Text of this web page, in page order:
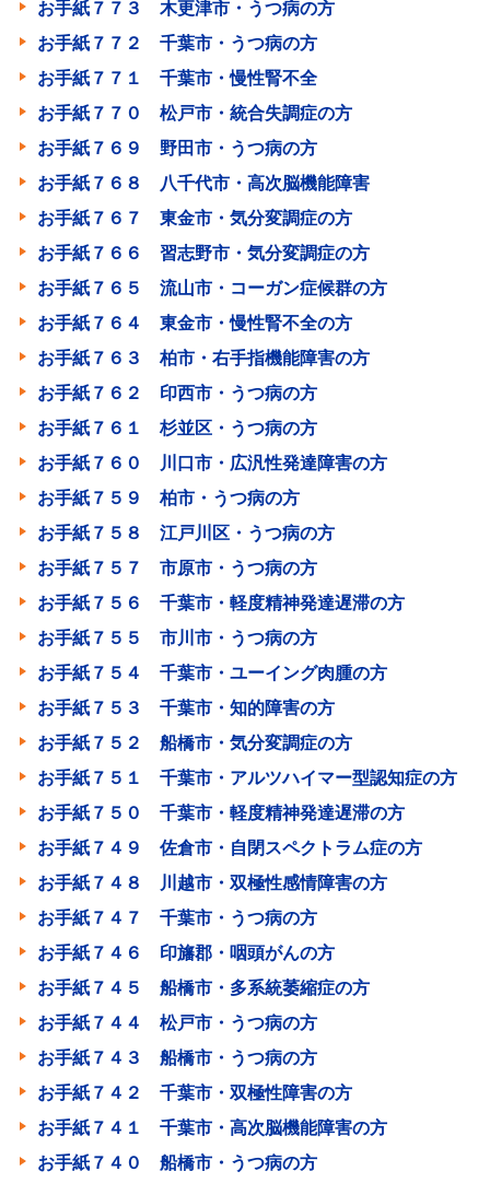
お手紙７７３ 木更津市・うつ病の方
お手紙７７２ 千葉市・うつ病の方
お手紙７７１ 千葉市・慢性腎不全
お手紙７７０ 松戸市・統合失調症の方
お手紙７６９ 野田市・うつ病の方
お手紙７６８ 八千代市・高次脳機能障害
お手紙７６７ 東金市・気分変調症の方
お手紙７６６ 習志野市・気分変調症の方
お手紙７６５ 流山市・コーガン症候群の方
お手紙７６４ 東金市・慢性腎不全の方
お手紙７６３ 柏市・右手指機能障害の方
お手紙７６２ 印西市・うつ病の方
お手紙７６１ 杉並区・うつ病の方
お手紙７６０ 川口市・広汎性発達障害の方
お手紙７５９ 柏市・うつ病の方
お手紙７５８ 江戸川区・うつ病の方
お手紙７５７ 市原市・うつ病の方
お手紙７５６ 千葉市・軽度精神発達遅滞の方
お手紙７５５ 市川市・うつ病の方
お手紙７５４ 千葉市・ユーイング肉腫の方
お手紙７５３ 千葉市・知的障害の方
お手紙７５２ 船橋市・気分変調症の方
お手紙７５１ 千葉市・アルツハイマー型認知症の方
お手紙７５０ 千葉市・軽度精神発達遅滞の方
お手紙７４９ 佐倉市・自閉スペクトラム症の方
お手紙７４８ 川越市・双極性感情障害の方
お手紙７４７ 千葉市・うつ病の方
お手紙７４６ 印旛郡・咽頭がんの方
お手紙７４５ 船橋市・多系統萎縮症の方
お手紙７４４ 松戸市・うつ病の方
お手紙７４３ 船橋市・うつ病の方
お手紙７４２ 千葉市・双極性障害の方
お手紙７４１ 千葉市・高次脳機能障害の方
お手紙７４０ 船橋市・うつ病の方